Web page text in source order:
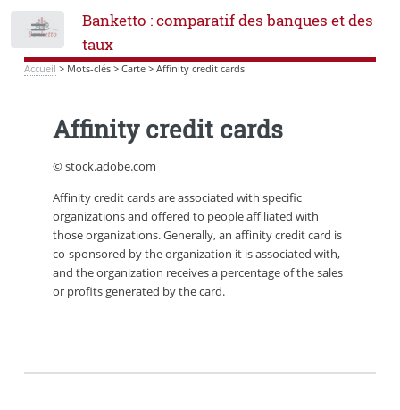
Banketto : comparatif des banques et des
taux
Accueil > Mots-clés> Carte> Affinity credit cards
Affinity credit cards
© stock.adobe.com
Affinity credit cards are associated with specific
organizations and offered to people affiliated with
those organizations. Generally, an affinity credit card is
co-sponsored by the organization it is associated with,
and the organization receives a percentage of the sales
or profits generated by the card.